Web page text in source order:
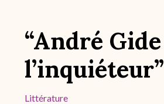
“André Gide
l’inquiéteur”
Littérature